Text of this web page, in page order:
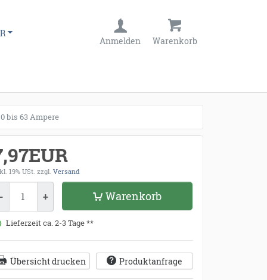
Anmelden Warenkorb
bis 63 Ampere
19% USt. zzgl. Versand
- + Warenkorb
Lieferzeit ca. 2-3 Tage **
Übersicht drucken Produktanfrage